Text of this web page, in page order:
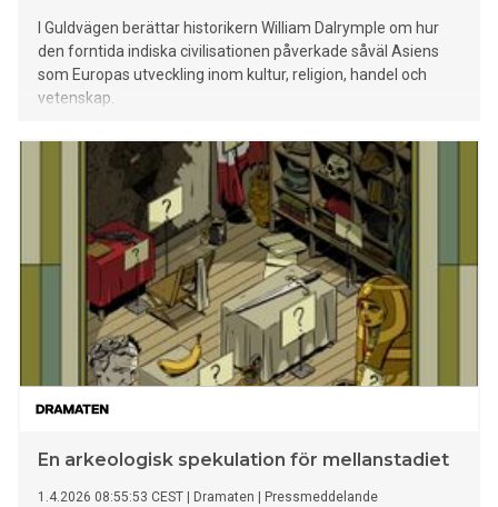
I Guldvägen berättar historikern William Dalrymple om hur
den forntida indiska civilisationen påverkade såväl Asiens
som Europas utveckling inom kultur, religion, handel och
vetenskap.
En arkeologisk spekulation för mellanstadiet
1.4.2026 08:55:53 CEST Dramaten Pressmeddelande